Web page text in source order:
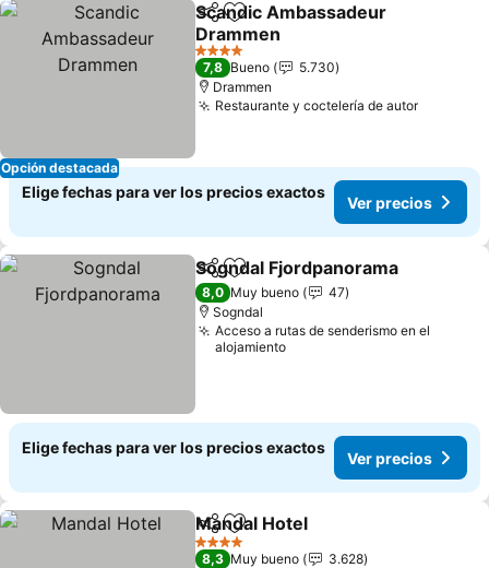
Opción destacada
CompartirAgregar a favoritos
Scandic Ambassadeur
Drammen
4 Estrellas
7,8 Bueno
5.730
Drammen
Restaurante y coctelería de autor
Elige fechas para ver los precios exactos
Ver precios
CompartirAgregar a favoritos
Sogndal Fjordpanorama
8,0 Muy bueno
47
Sogndal
Acceso a rutas de senderismo en el
alojamiento
Elige fechas para ver los precios exactos
Ver precios
CompartirAgregar a favoritos
Mandal Hotel
4 Estrellas
8,3 Muy bueno
3.628